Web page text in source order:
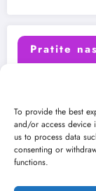
To provide the best
and/or access device
us to process data
consenting or
functions.
Pratite nas